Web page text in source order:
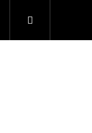
O NÁS
Nákupní